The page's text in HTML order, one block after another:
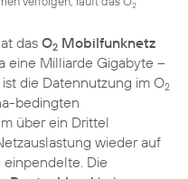
2
dasO2 Mobilfunknetz
eine Milliarde Gigabyte –
die Datennutzung im O2
bedingten
über ein Drittel
wieder auf
Die